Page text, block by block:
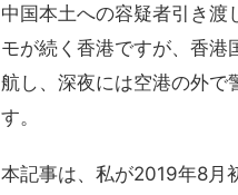
中国本土への容疑者引き渡
モが続く香港ですが、香港
航し、深夜には空港の外で
す。
本記事は、私が2019年8月